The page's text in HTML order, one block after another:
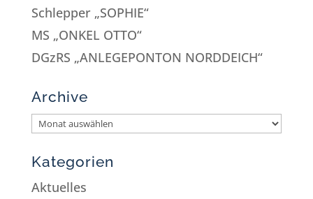
Schlepper „SOPHIE“
MS „ONKEL OTTO“
DGzRS „ANLEGEPONTON NORDDEICH“
Archive
Kategorien
Aktuelles